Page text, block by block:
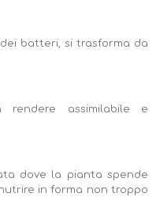
batteri, si trasforma da
rendere assimilabile e
dove la pianta spende
in forma non troppo